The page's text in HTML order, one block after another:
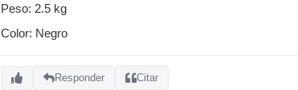
Peso: 2.5 kg
Color: Negro
Responder Citar